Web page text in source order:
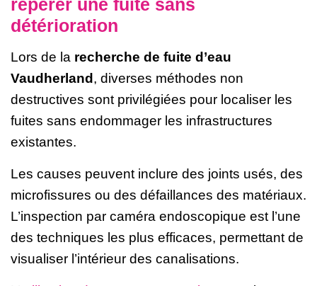
détérioration
Lors de la recherche de fuite d’eau
Vaudherland, diverses méthodes non
destructives sont privilégiées pour localiser les
fuites sans endommager les infrastructures
existantes.
Les causes peuvent inclure des joints usés, des
microfissures ou des défaillances des matériaux.
L’inspection par caméra endoscopique est l’une
des techniques les plus efficaces, permettant de
visualiser l’intérieur des canalisations.